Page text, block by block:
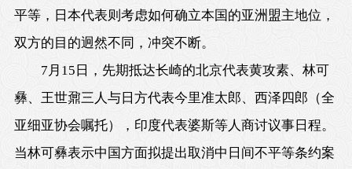
平等，日本代表则考虑如何确立本国的亚洲盟主地位，
双方的目的迥然不同，冲突不断。
7月15日 ，先期抵达长崎的北京代表黄攻素、林可
彝、王世鼐三人与日方代表今里准太郎、西泽四郎（全
亚细亚协会嘱托），印度代表婆斯等人商讨议事日程。
当林可彝表示中国方面拟提出取消中日间不平等条约案